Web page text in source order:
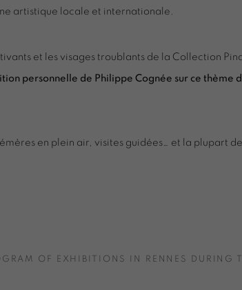
artistique locale et internationale.
et les visages troublants de la Collection
personnelle de Philippe Cognée sur ce
en plein air, visites guidées… et la plupart
OF EXHIBITIONS IN RENNES DURING